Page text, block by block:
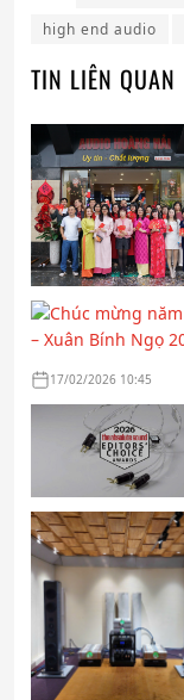
high end audio
TIN LIÊN QUAN
17/02/2026 10:45